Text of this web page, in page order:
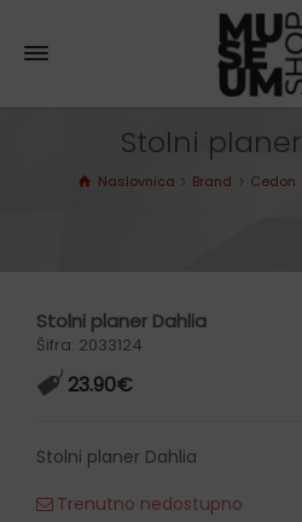
Stolni
Naslovnica Brand Cedon
Stolni planer Dahlia
Šifra: 2033124
23.90€
Stolni planer Dahlia
Trenutno nedostupno